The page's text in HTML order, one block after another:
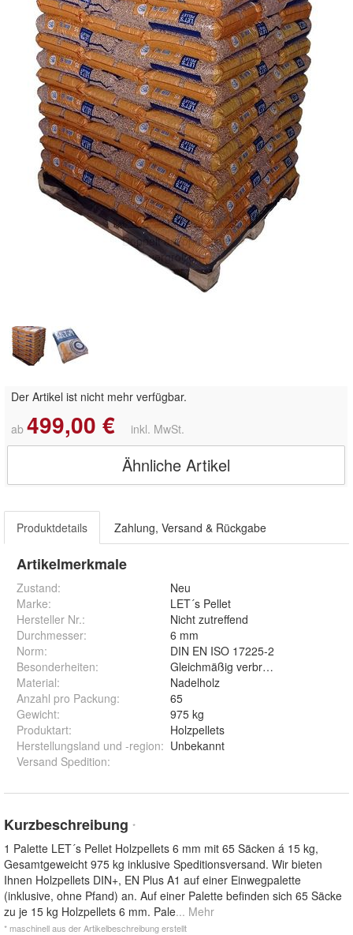
Doppelt antippen zum
vergrößern
Der Artikel ist nicht mehr verfügbar.
ab 499,00 € inkl. MwSt.
Ähnliche Artikel
Produktdetails Zahlung, Versand & Rückgabe
Artikelmerkmale
Zustand:
Neu
Marke:
LET´s Pellet
Hersteller Nr.:
Nicht zutreffend
Durchmesser:
6 mm
Norm:
DIN EN ISO 17225-2
Besonderheiten:
Gleichmäßig verbrennend
Material:
Nadelholz
Anzahl pro Packung:
65
Gewicht:
975 kg
Produktart:
Holzpellets
Herstellungsland und -region: Unbekannt
Versand Spedition:
Kurzbeschreibung *
1 Palette LET´s Pellet Holzpellets 6 mm mit 65 Säcken á 15 kg,
Gesamtgeweicht 975 kg inklusive Speditionsversand. Wir bieten
Ihnen Holzpellets DIN+, EN Plus A1 auf einer Einwegpalette
(inklusive, ohne Pfand) an. Auf einer Palette befinden sich 65 Säcke
zu je 15 kg Holzpellets 6 mm. Pale... Mehr
* maschinell aus der Artikelbeschreibung erstellt